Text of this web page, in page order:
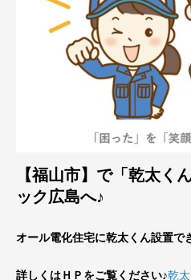
【福山市】で「乾太く
ック広島へ♪
オール電化住宅に乾太くん設置で
詳しくはＨＰをご覧ください♪乾